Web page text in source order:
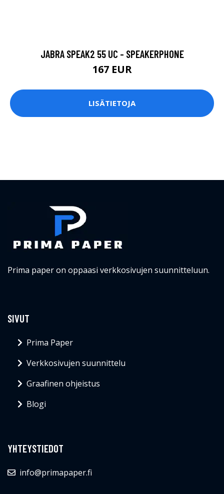
JABRA SPEAK2 55 UC - SPEAKERPHONE
167 EUR
LISÄTIETOJA
Prima paper on oppaasi verkkosivujen suunnitteluun.
SIVUT
Prima Paper
Verkkosivujen suunnittelu
Graafinen ohjeistus
Blogi
YHTEYSTIEDOT
info@primapaper.fi